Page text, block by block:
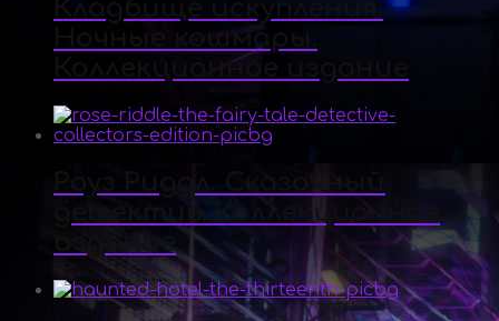
Кладбище искупления.
Ночные кошмары.
Коллекционное издание
детектив. Коллекционное
издание